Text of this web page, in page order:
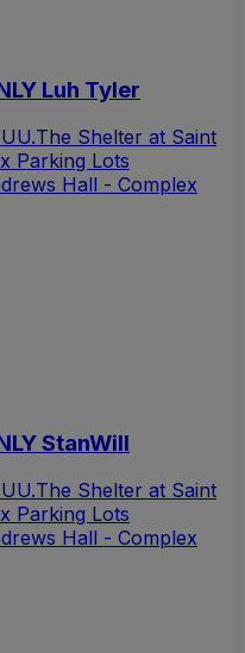
Luh Tyler
The Shelter at Saint
Parking Lots
Hall - Complex
StanWill
The Shelter at Saint
Parking Lots
Hall - Complex